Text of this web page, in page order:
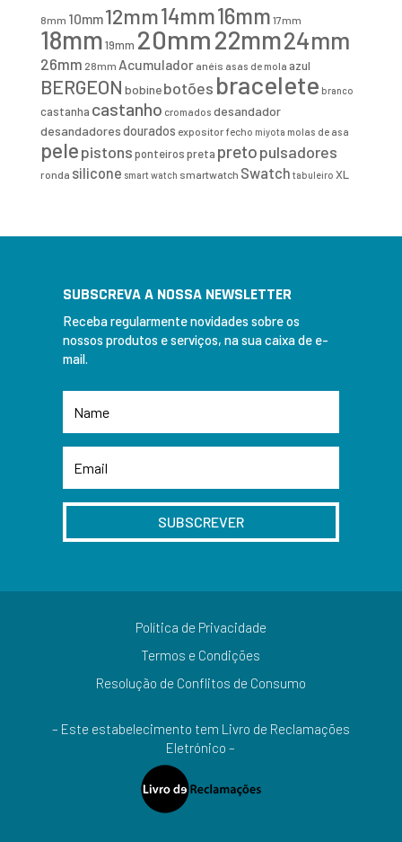
8mm 10mm12mm14mm16mm 17mm
18mm19mm 20mm22mm24mm
26mm 28mm Acumulador anéis asas de mola azul
BERGEON bobinebotões bracelete branco
castanha castanho cromados desandador
desandadoresdourados expositor fecho miyota molas de asa
pelepistonsponteirospreta pretopulsadores
ronda silicone smart watch smartwatch Swatch tabuleiro XL
SUBSCREVA A NOSSA NEWSLETTER
Receba regularmente novidades sobre os
nossos produtos e serviços, na sua caixa de e-
mail.
SUBSCREVER
Política de Privacidade
Termos e Condições
Resolução de Conflitos de Consumo
– Este estabelecimento tem Livro de Reclamações
Eletrónico –